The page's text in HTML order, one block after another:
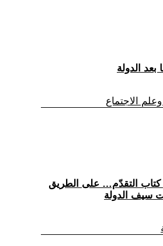
الاجتماع
كتاب التقدّم… على الطريق
سيف الدولة